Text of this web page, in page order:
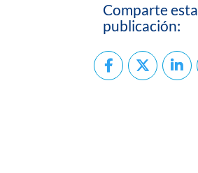
Comparte esta
publicación: